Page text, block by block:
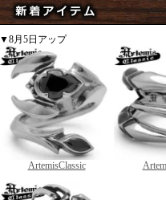
▼8月5日アップ
ArtemisClassic